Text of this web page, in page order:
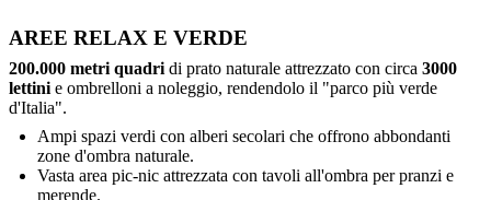
AREE RELAX E VERDE
200.000 metri quadri di prato naturale attrezzato con circa 3000
lettini e ombrelloni a noleggio, rendendolo il "parco più verde
d'Italia".
Ampi spazi verdi con alberi secolari che offrono abbondanti
zone d'ombra naturale.
Vasta area pic-nic attrezzata con tavoli all'ombra per pranzi e
merende.